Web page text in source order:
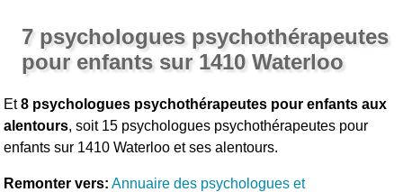
7 psychologues psychothérapeutes
pour enfants sur 1410 Waterloo
Et8 psychologues psychothérapeutes pour enfants aux
alentours, soit 15 psychologues psychothérapeutes pour
enfants sur 1410 Waterloo et ses alentours.
Remonter vers: Annuaire des psychologues et